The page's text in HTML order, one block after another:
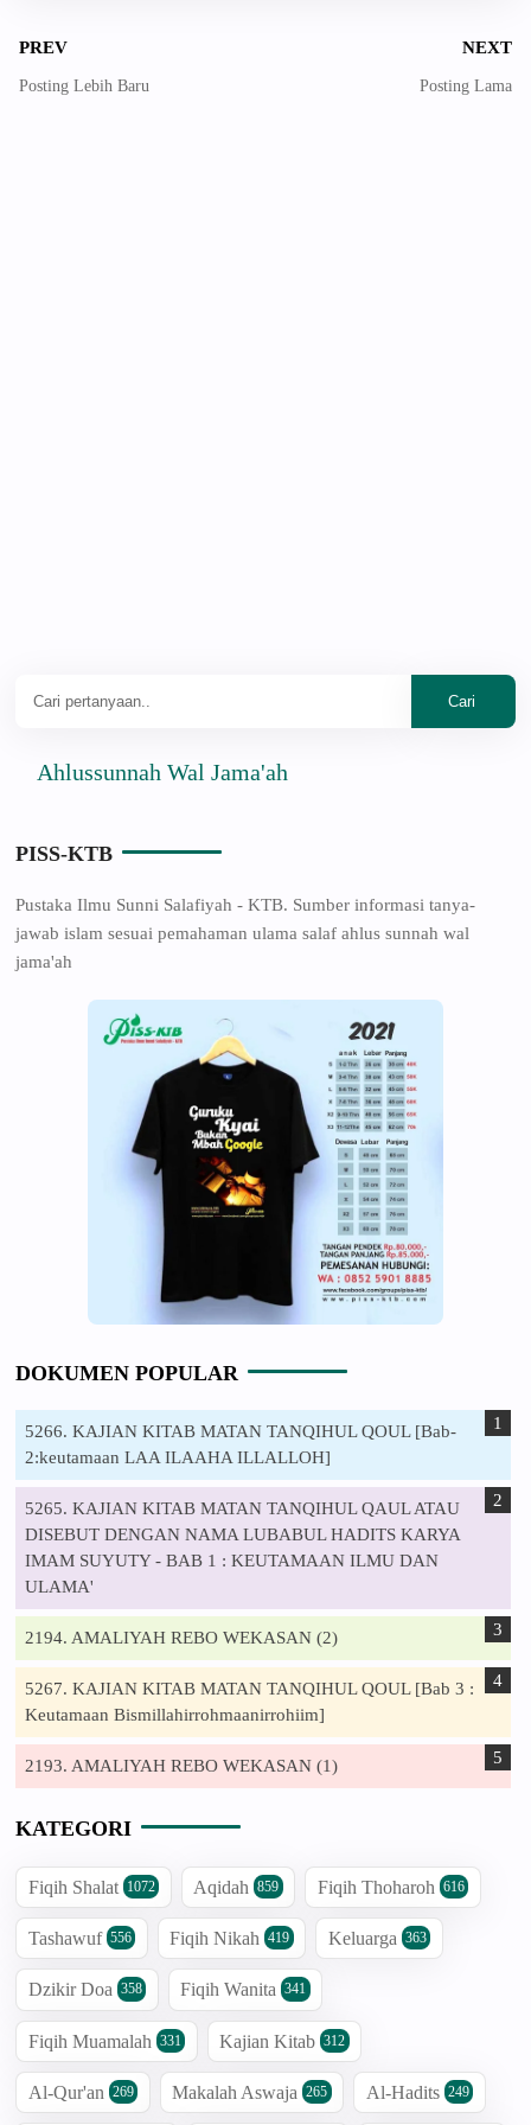
PREV
Posting Lebih Baru
NEXT
Posting Lama
Wal Jama'ah
PISS-KTB
Pustaka Ilmu Sunni Salafiyah - KTB. Sumber informasi tanya-
jawab islam sesuai pemahaman ulama salaf ahlus sunnah wal
jama'ah
DOKUMEN POPULAR
5266. KAJIAN KITAB MATAN TANQIHUL QOUL [Bab-
2:keutamaan LAA ILAAHA ILLALLOH]
5265. KAJIAN KITAB MATAN TANQIHUL QAUL ATAU
DISEBUT DENGAN NAMA LUBABUL HADITS KARYA
IMAM SUYUTY - BAB 1 : KEUTAMAAN ILMU DAN
ULAMA'
2194. AMALIYAH REBO WEKASAN (2)
5267. KAJIAN KITAB MATAN TANQIHUL QOUL [Bab 3 :
Keutamaan Bismillahirrohmaanirrohiim]
2193. AMALIYAH REBO WEKASAN (1)
KATEGORI
Fiqih Shalat 1072 Aqidah 859 Fiqih Thoharoh 616
Tashawuf 556 Fiqih Nikah 419 Keluarga 363
Dzikir Doa 358 Fiqih Wanita 341
Fiqih Muamalah 331 Kajian Kitab 312
Al-Qur'an 269 Makalah Aswaja 265 Al-Hadits 249